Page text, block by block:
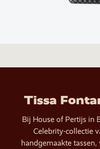
Tissa
Bij House of Pertijs in
Celebrity-collectie
handgemaakte